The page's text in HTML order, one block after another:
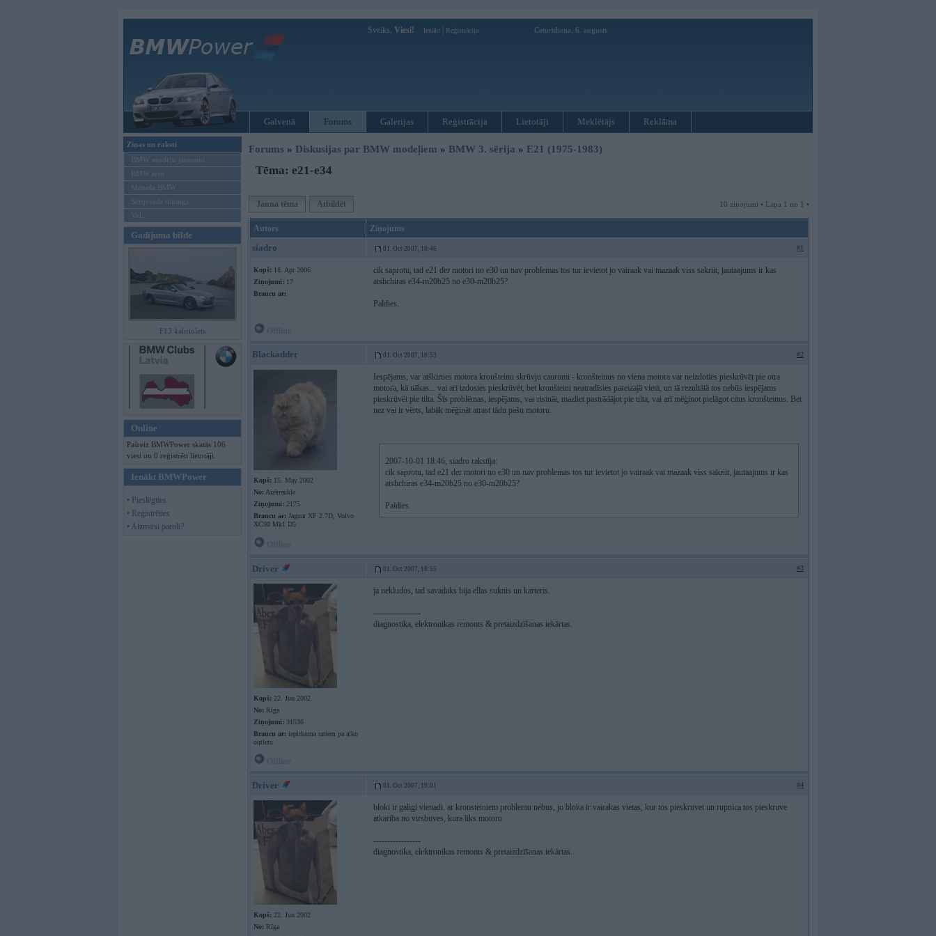
Sveiks, Viesi! Ienākt Reģistrācija Ceturtdiena, 6. augusts
Galvenā Forums Galerijas Reģistrācija Lietotāji Meklētājs Reklāma
Ziņas un raksti
BMW modeļu jaunumi
BMW testi
Mēneša BMW
Sērijveida tūnings
Vel...
Gadījuma bilde
F13 kabriolets
Online
Pašreiz BMWPower skatās 106
viesi un 0 reģistrēti lietotāji.
Ienākt BMWPower
• Pieslēgties
• Reģistrēties
• Aizmirsi paroli?
Forums » Diskusijas par BMW modeļiem » BMW 3. sērija » E21 (1975-1983)
Tēma: e21-e34
Jauna tēma Atbildēt 10 ziņojumi • Lapa 1 no 1 •
Autors Ziņojums
siadro 01. Oct 2007, 18:46 #1
Kopš: 18. Apr 2006
Ziņojumi: 17
Braucu ar:
cik saprotu, tad e21 der motori no e30 un nav problemas tos tur ievietot jo vairaak vai mazaak viss sakriit, jautaajums ir kas
atshchiras e34-m20b25 no e30-m20b25?
Paldies.
Blackadder 01. Oct 2007, 18:53 #2
Kopš: 15. May 2002
No: Aizkraukle
Ziņojumi: 2175
Braucu ar: Jaguar XF 2.7D, Volvo
XC90 Mk1 D5
Iespējams, var atškirties motora kronšteinu skrūvju caurumi - kronšteinus no viena motora var neizdoties pieskrūvēt pie otra
motora, kā nākas... vai arī izdosies pieskrūvēt, bet kronšteini neatradīsies pareizajā vietā, un tā rezultātā tos nebūs iespējams
pieskrūvēt pie tilta. Šīs problēmas, iespējams, var risināt, mazliet pastrādājot pie tilta, vai arī mēģinot pielāgot citus kronšteinus. Bet
nez vai ir vērts, labāk mēģināt atrast tādu pašu motoru.
2007-10-01 18:46, siadro rakstīja:
cik saprotu, tad e21 der motori no e30 un nav problemas tos tur ievietot jo vairaak vai mazaak viss sakriit, jautaajums ir kas
atshchiras e34-m20b25 no e30-m20b25?
Paldies.
Driver 01. Oct 2007, 18:55 #3
Kopš: 22. Jun 2002
No: Rīga
Ziņojumi: 31536
Braucu ar: iepirkuma ratiem pa alko
outletu
ja nekludos, tad savadaks bija ellas suknis un karteris.
-----------------
diagnostika, elektronikas remonts & pretaizdzīšanas iekārtas.
Driver 01. Oct 2007, 19:01 #4
Kopš: 22. Jun 2002
No: Rīga
bloki ir galigi vienadi. ar kronsteiniem problemu nebus, jo bloka ir vairakas vietas, kur tos pieskruvet un rupnica tos pieskruve
atkariba no virsbuves, kura liks motoru
-----------------
diagnostika, elektronikas remonts & pretaizdzīšanas iekārtas.